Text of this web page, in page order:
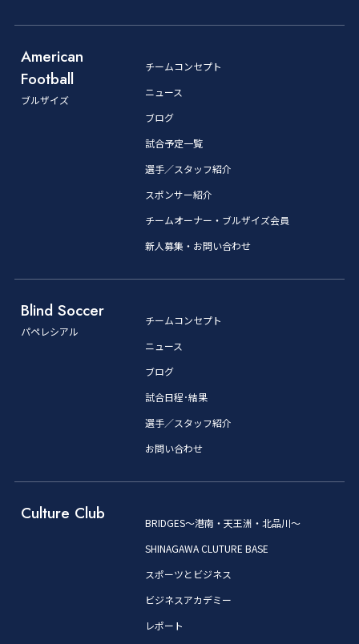
American
Football
ブルザイズ
チームコンセプト
ニュース
ブログ
試合予定一覧
選手／スタッフ紹介
スポンサー紹介
チームオーナー・ブルザイズ会員
新人募集・お問い合わせ
Blind Soccer
パペレシアル
チームコンセプト
ニュース
ブログ
試合日程･結果
選手／スタッフ紹介
お問い合わせ
Culture Club
BRIDGES～港南・天王洲・北品川～
SHINAGAWA CLUTURE BASE
スポーツとビジネス
ビジネスアカデミー
レポート